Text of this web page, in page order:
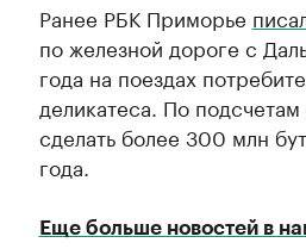
Ранее РБК Приморье
по железной дороге с
года на поездах
деликатеса. По
сделать более 300 млн
года.
Еще больше новостей в